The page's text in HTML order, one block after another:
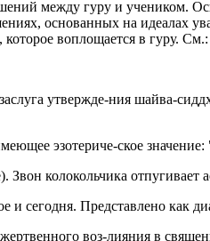
между гуру и
основанных на идеалах
воплощается в гуру. См.:
утвержде-ния шайва-
эзотериче-ское
колокольчика отпугивает
и сегодня. Представлено как
воз-лияния в